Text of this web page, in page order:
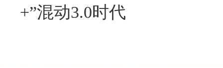
+”混动3.0时代